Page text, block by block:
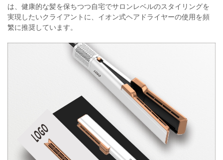
は、健康的な髪を保ちつつ自宅でサロンレベルのスタイリングを
実現したいクライアントに、イオン式ヘアドライヤーの使用を頻
繁に推奨しています。